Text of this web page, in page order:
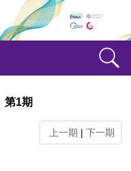
第1期
上一期 | 下一期